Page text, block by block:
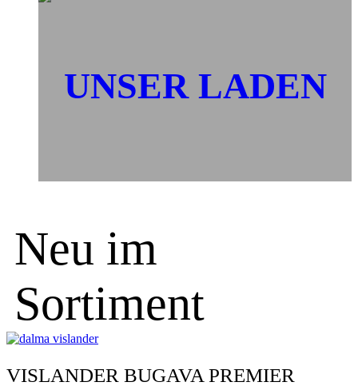
UNSER LADEN
Neu im
Sortiment
VISLANDER BUGAVA PREMIER